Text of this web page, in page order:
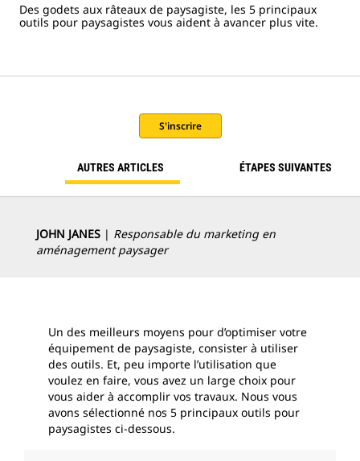
Des godets aux râteaux de paysagiste, les 5 principaux
outils pour paysagistes vous aident à avancer plus vite.
S'inscrire
AUTRES ARTICLES ÉTAPES SUIVANTES
JOHN JANES | Responsable du marketing en
aménagement paysager
Un des meilleurs moyens pour d’optimiser votre
équipement de paysagiste, consister à utiliser
des outils. Et, peu importe l’utilisation que
voulez en faire, vous avez un large choix pour
vous aider à accomplir vos travaux. Nous vous
avons sélectionné nos 5 principaux outils pour
paysagistes ci-dessous.